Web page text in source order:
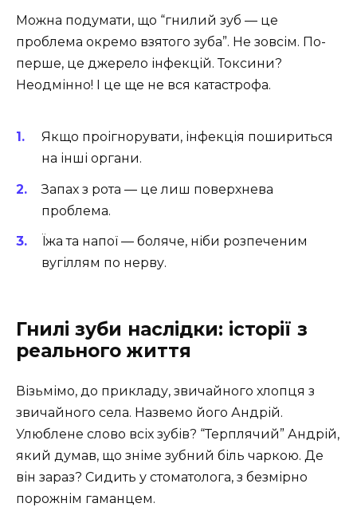
Можна подумати, що “гнилий зуб ― це
проблема окремо взятого зуба”. Не зовсім. По-
перше, це джерело інфекцій. Токсини?
Неодмінно! І це ще не вся катастрофа.
Якщо проігнорувати, інфекція пошириться
на інші органи.
Запах з рота ― це лиш поверхнева
проблема.
Їжа та напої ― боляче, ніби розпеченим
вугіллям по нерву.
Гнилі зуби наслідки: історії з
реального життя
Візьмімо, до прикладу, звичайного хлопця з
звичайного села. Назвемо його Андрій.
Улюблене слово всіх зубів? “Терплячий” Андрій,
який думав, що зніме зубний біль чаркою. Де
він зараз? Сидить у стоматолога, з безмірно
порожнім гаманцем.